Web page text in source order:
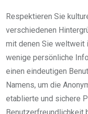
Respektieren Sie
verschiedenen
mit denen Sie weltweit
wenige persönliche
einen eindeutigen
Namens, um die
etablierte und sichere